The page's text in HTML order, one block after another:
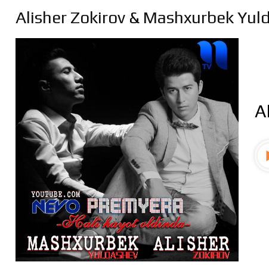
Alisher Zokirov& Mashxurbek